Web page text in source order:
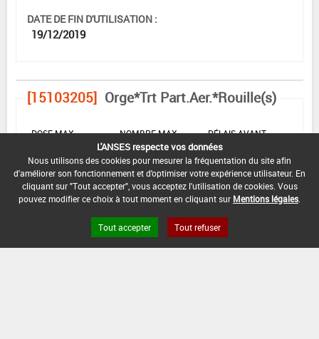
DATE DE FIN D'UTILISATION :
19/12/2019
[15103205] Orge*Trt Part.Aer.*Rouille(s)
DOSE MAX
NOMBRE MAX
D'APPLICATION
DÉLAIS AVANT
RÉCOLTE
1,25 L/ha - 60 Jour (s)
INTERVALLE MINIMUM ENTRE APPLICATIONS :
L'ANSES respecte vos données
Nous utilisons des cookies pour mesurer la fréquentation du site afin
d'améliorer son fonctionnement et d'optimiser votre expérience utilisateur. En
cliquant sur "Tout accepter", vous acceptez l'utilisation de cookies. Vous
pouvez modifier ce choix à tout moment en cliquant sur Mentions légales
Tout accepter Tout refuser